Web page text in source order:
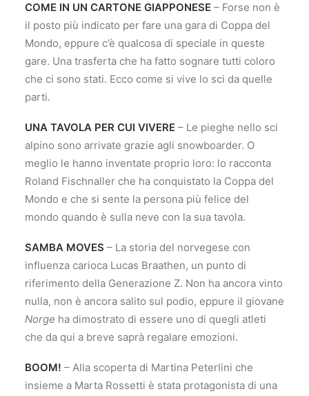
COME IN UN CARTONE GIAPPONESE – Forse non è
il posto più indicato per fare una gara di Coppa del
Mondo, eppure c’è qualcosa di speciale in queste
gare. Una trasferta che ha fatto sognare tutti coloro
che ci sono stati. Ecco come si vive lo sci da quelle
parti.
UNA TAVOLA PER CUI VIVERE – Le pieghe nello sci
alpino sono arrivate grazie agli snowboarder. O
meglio le hanno inventate proprio loro: lo racconta
Roland Fischnaller che ha conquistato la Coppa del
Mondo e che si sente la persona più felice del
mondo quando è sulla neve con la sua tavola.
SAMBA MOVES – La storia del norvegese con
influenza carioca Lucas Braathen, un punto di
riferimento della Generazione Z. Non ha ancora vinto
nulla, non è ancora salito sul podio, eppure il giovane
Norge ha dimostrato di essere uno di quegli atleti
che da qui a breve saprà regalare emozioni.
BOOM! – Alla scoperta di Martina Peterlini che
insieme a Marta Rossetti è stata protagonista di una